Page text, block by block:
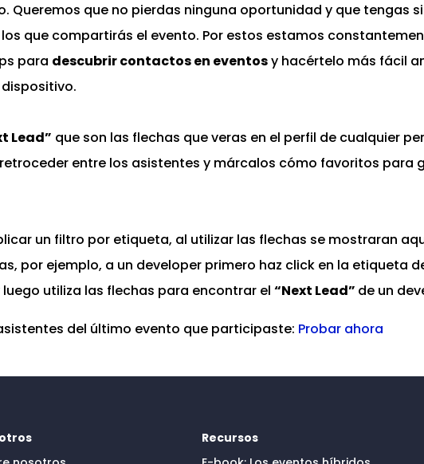
Queremos que no pierdas ninguna oportunidad y que tengas
que compartirás el evento. Por estos estamos
para descubrir contactos en eventosy hacértelo más fácil
Lead” que son las flechas que veras en el perfil de cualquier
entre los asistentes y márcalos cómo favoritos para
un filtro por etiqueta, al utilizar las flechas se mostraran
por ejemplo, a un developer primero haz click en la etiqueta
utiliza las flechas para encontrar el “Next Lead” de un
del último evento que participaste: Probar ahora
Recursos